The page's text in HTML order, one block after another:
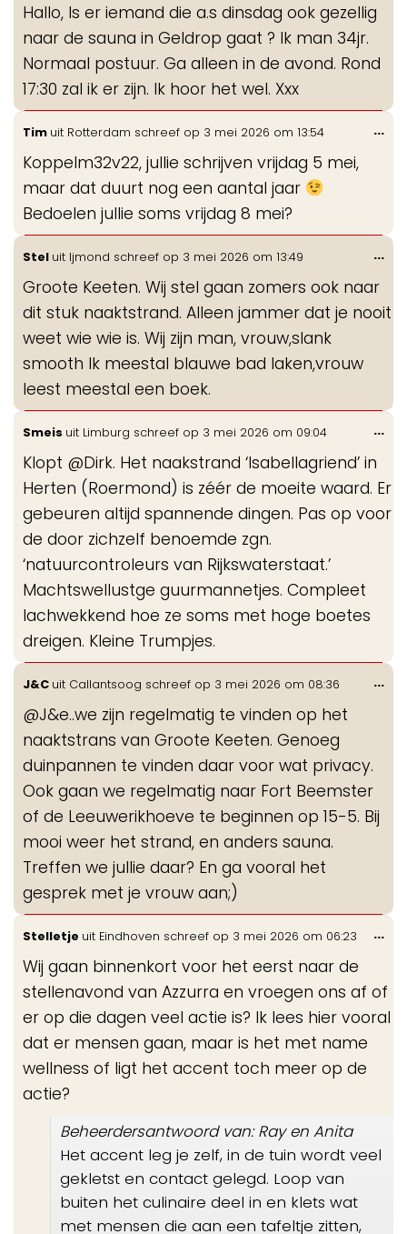
Hallo, Is er iemand die a.s dinsdag ook gezellig
naar de sauna in Geldrop gaat ? Ik man 34jr.
Normaal postuur. Ga alleen in de avond. Rond
17:30 zal ik er zijn. Ik hoor het wel. Xxx
Tim uit Rotterdam schreef op 3 mei 2026 om 13:54
Koppelm32v22, jullie schrijven vrijdag 5 mei,
maar dat duurt nog een aantal jaar
Bedoelen jullie soms vrijdag 8 mei?
...
Stel uit Ijmond schreef op 3 mei 2026 om 13:49
Groote Keeten. Wij stel gaan zomers ook naar
dit stuk naaktstrand. Alleen jammer dat je nooit
weet wie wie is. Wij zijn man, vrouw,slank
smooth Ik meestal blauwe bad laken,vrouw
leest meestal een boek.
...
Smeis uit Limburg schreef op 3 mei 2026 om 09:04
Klopt @Dirk. Het naakstrand ‘Isabellagriend’ in
Herten (Roermond) is zéér de moeite waard. Er
gebeuren altijd spannende dingen. Pas op voor
de door zichzelf benoemde zgn.
‘natuurcontroleurs van Rijkswaterstaat.’
Machtswellustge guurmannetjes. Compleet
lachwekkend hoe ze soms met hoge boetes
dreigen. Kleine Trumpjes.
...
J&C uit Callantsoog schreef op 3 mei 2026 om 08:36
@J&e..we zijn regelmatig te vinden op het
naaktstrans van Groote Keeten. Genoeg
duinpannen te vinden daar voor wat privacy.
Ook gaan we regelmatig naar Fort Beemster
of de Leeuwerikhoeve te beginnen op 15-5. Bij
mooi weer het strand, en anders sauna.
Treffen we jullie daar? En ga vooral het
gesprek met je vrouw aan;)
...
Stelletje uit Eindhoven schreef op 3 mei 2026 om 06:23
Wij gaan binnenkort voor het eerst naar de
stellenavond van Azzurra en vroegen ons af of
er op die dagen veel actie is? Ik lees hier vooral
dat er mensen gaan, maar is het met name
wellness of ligt het accent toch meer op de
actie?
Beheerdersantwoord van: Ray en Anita
Het accent leg je zelf, in de tuin wordt veel
gekletst en contact gelegd. Loop van
buiten het culinaire deel in en klets wat
met mensen die aan een tafeltje zitten,
...